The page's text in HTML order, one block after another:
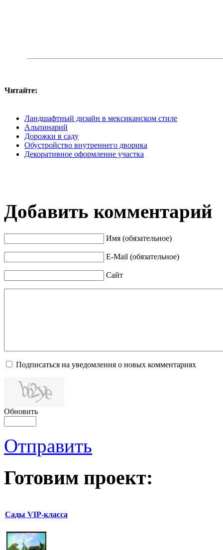
Читайте:
Ландшафтный дизайн в мексиканском стиле
Альпинарий
Дорожки в саду
Обустройство внутреннего дворика
Декоративное оформление участка
Добавить комментарий
Имя (обязательное)
E-Mail (обязательное)
Сайт
Подписаться на уведомления о новых комментариях
Обновить
Отправить
Готовим проект:
Сады VIP-класса